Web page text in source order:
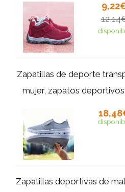
Zapatillas de deporte
mujer, zapatos
Zapatillas deportivas de